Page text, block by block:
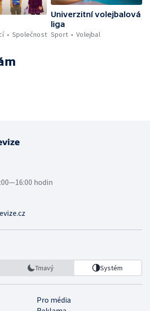
Společnost
Univerzitní volejbalová
liga
Sport
Volejbal
hodin
Tmavý Systém
Pro média